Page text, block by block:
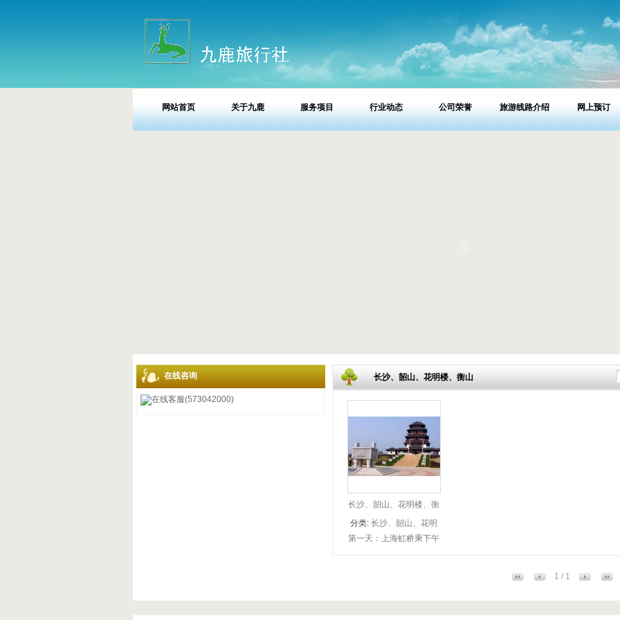
网站首页 关于九鹿 服务项目 行业动态 公司荣誉 旅游线路介绍 网上预订
在线咨询
在线客服(573042000)
长沙、韶山、花明楼、衡山
长沙、韶山、花明楼、衡
山双飞四日游
分类: 长沙、韶山、花明
楼、衡山
第一天：上海虹桥乘下午
游南岳大庙，游衡山，乘
景区环保车，南天门、麻
1 / 1